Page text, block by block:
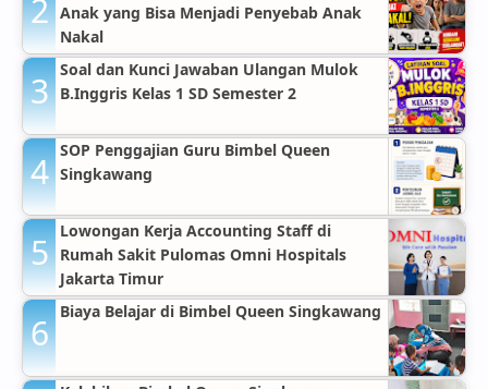
Anak yang Bisa Menjadi Penyebab Anak
Nakal
Soal dan Kunci Jawaban Ulangan Mulok
B.Inggris Kelas 1 SD Semester 2
SOP Penggajian Guru Bimbel Queen
Singkawang
Lowongan Kerja Accounting Staff di
Rumah Sakit Pulomas Omni Hospitals
Jakarta Timur
Biaya Belajar di Bimbel Queen Singkawang